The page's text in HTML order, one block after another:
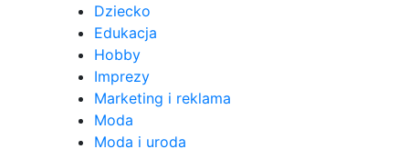
Dziecko
Edukacja
Hobby
Imprezy
Marketing i reklama
Moda
Moda i uroda